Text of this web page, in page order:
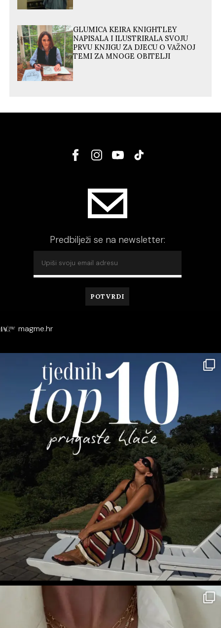
GLUMICA KEIRA KNIGHTLEY
NAPISALA I ILUSTRIRALA SVOJU
PRVU KNJIGU ZA DJECU O VAŽNOJ
TEMI ZA MNOGE OBITELJI
Predbilježi se na newsletter:
magme.hr